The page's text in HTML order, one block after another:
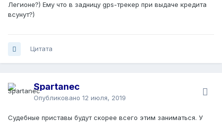
Легионе?) Ему что в задницу gps-трекер при выдаче кредита
всунут?)
Цитата
Spartanec
Опубликовано 12 июля, 2019
Судебные приставы будут скорее всего этим заниматься. У